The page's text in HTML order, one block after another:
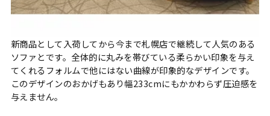
新商品として入荷してから今まで札幌店で継続して人気のある
ソファとです。全体的に丸みを帯びている柔らかい印象を与え
てくれるフォルムで他にはない曲線が印象的なデザインです。
このデザインのおかげもあり幅233cmにもかかわらず圧迫感を
与えません。